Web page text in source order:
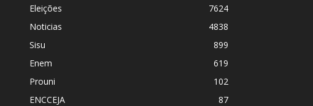
Eleições
7624
Noticias
4838
Sisu
899
Enem
619
Prouni
102
ENCCEJA
87